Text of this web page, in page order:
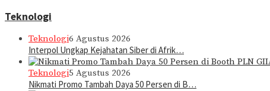
Teknologi
Teknologi6 Agustus 2026
Interpol Ungkap Kejahatan Siber di Afrik…
Teknologi5 Agustus 2026
Nikmati Promo Tambah Daya 50 Persen di B…